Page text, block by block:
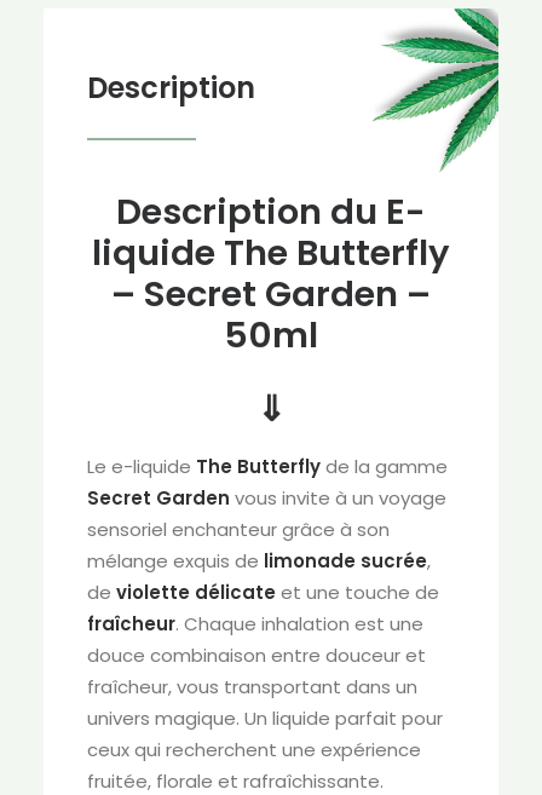
Description
Description du E-
liquide The Butterfly
– Secret Garden –
50ml
⇓
Le e-liquide The Butterflyde la gamme
Secret Garden vous invite à un voyage
sensoriel enchanteur grâce à son
mélange exquis de limonade sucrée,
de violette délicate et une touche de
fraîcheur. Chaque inhalation est une
douce combinaison entre douceur et
fraîcheur, vous transportant dans un
univers magique. Un liquide parfait pour
ceux qui recherchent une expérience
fruitée, florale et rafraîchissante.